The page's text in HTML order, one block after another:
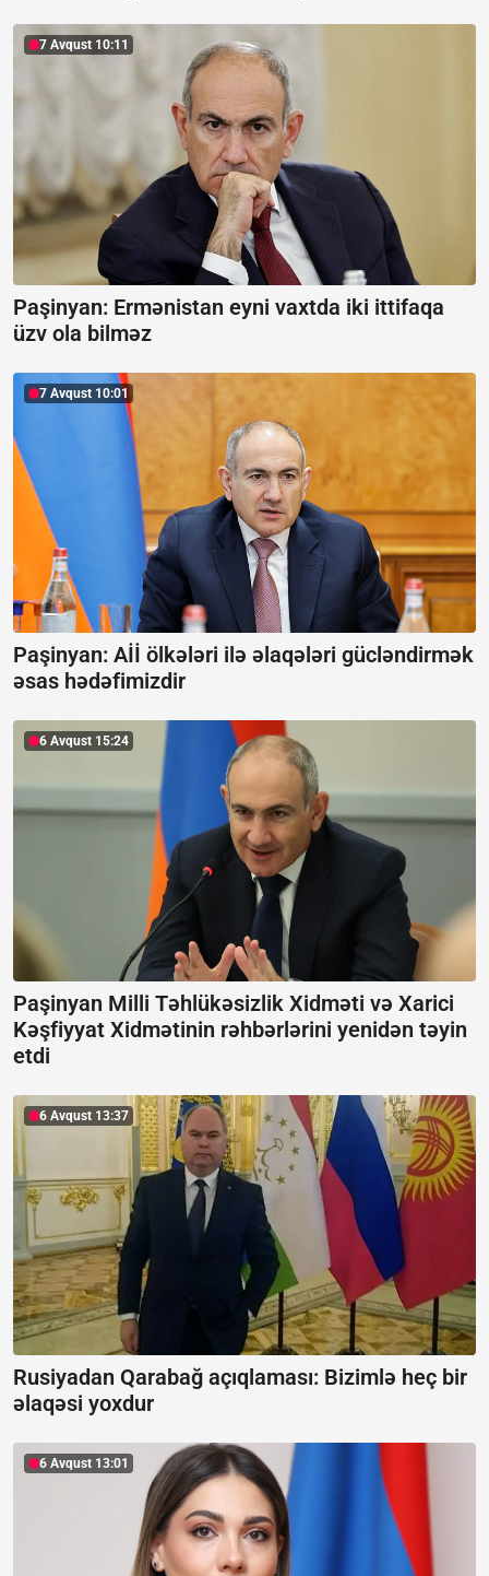
7 Avqust 10:11
Paşinyan: Ermənistan eyni vaxtda iki ittifaqa
üzv ola bilməz
7 Avqust 10:01
Paşinyan: Aİİ ölkələri ilə əlaqələri gücləndirmək
əsas hədəfimizdir
6 Avqust 15:24
Paşinyan Milli Təhlükəsizlik Xidməti və Xarici
Kəşfiyyat Xidmətinin rəhbərlərini yenidən təyin
etdi
6 Avqust 13:37
Rusiyadan Qarabağ açıqlaması: Bizimlə heç bir
əlaqəsi yoxdur
6 Avqust 13:01